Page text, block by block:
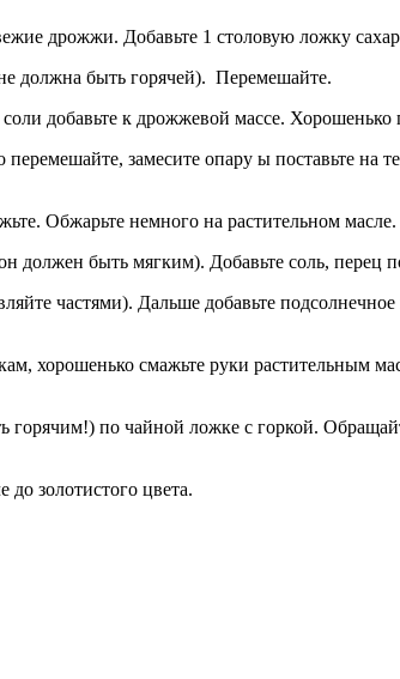
дрожжи. Добавьте 1 столовую ложку
должна быть горячей). Перемешайте.
добавьте к дрожжевой массе. Хорошенько
замесите опару ы поставьте
Обжарьте немного на растительном масле.
быть мягким). Добавьте соль, перец
частями). Дальше добавьте
хорошенько смажьте руки растительным
по чайной ложке с горкой.
до золотистого цвета.